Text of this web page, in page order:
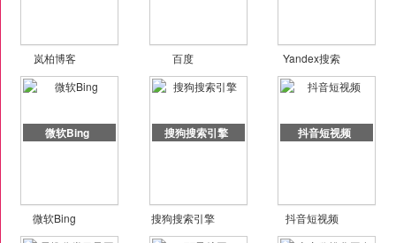
岚柏博客 百度 Yandex搜索
微软Bing
微软Bing
搜狗搜索引擎
搜狗搜索引擎
抖音短视频
抖音短视频